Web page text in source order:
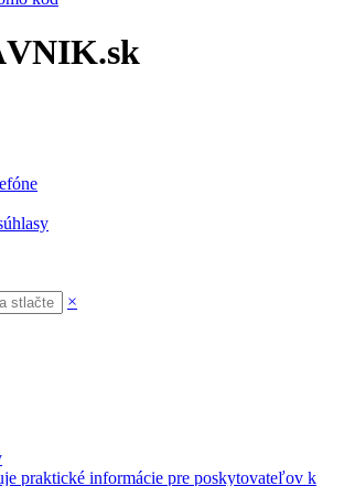
×
praktické informácie pre poskytovateľov k